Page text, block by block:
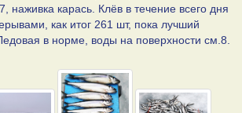
наживка карась. Клёв в течение всего дня
как итог 261 шт, пока лучший
в норме, воды на поверхности см.8.